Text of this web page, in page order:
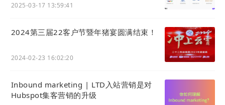
企业图集可通过 后台 - 启动 - 企业图集中配置，如下
图所示：
2025-03-17 13:59:41
2024第三届22客户节暨年猪宴圆满结束！
2024-02-23 16:02:20
Inbound marketing | LTD入站营销是对
Hubspot集客营销的升级